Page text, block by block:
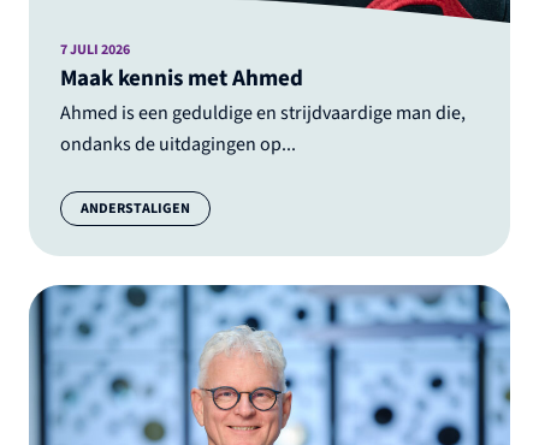
Maak kennis met Ahmed
Ahmed is een geduldige en strijdvaardige man die,
ondanks de uitdagingen op...
7 JULI 2026
Categorie:
ANDERSTALIGEN